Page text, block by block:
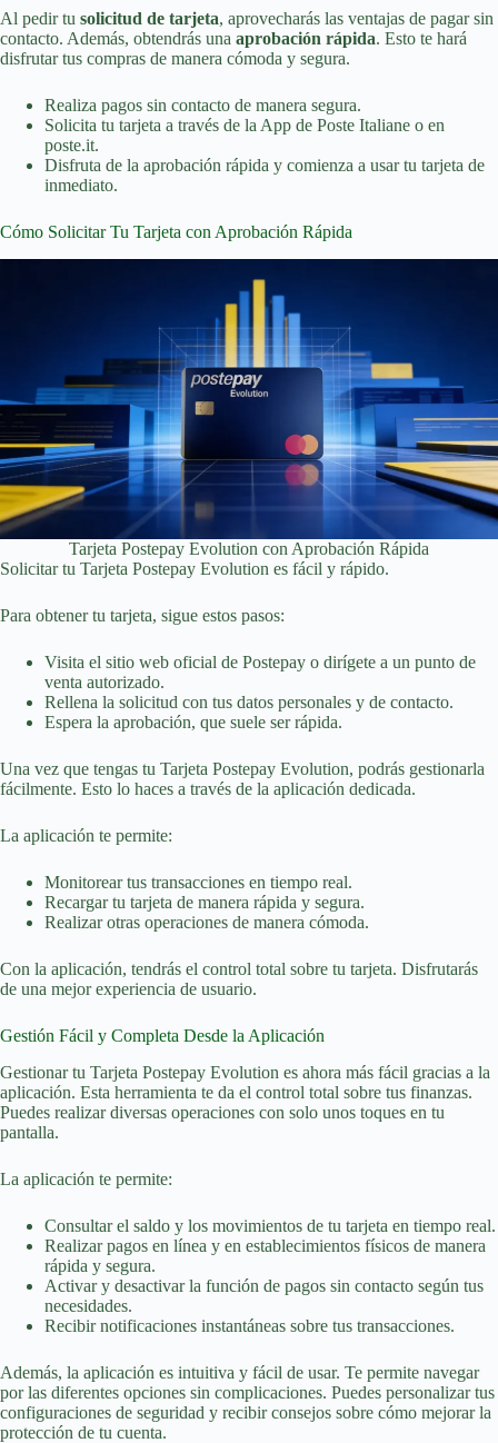
Al pedir tu solicitud de tarjeta, aprovecharás las ventajas de pagar sin
contacto. Además, obtendrás una aprobación rápida. Esto te hará
disfrutar tus compras de manera cómoda y segura.
Realiza pagos sin contacto de manera segura.
Solicita tu tarjeta a través de la App de Poste Italiane o en
poste.it.
Disfruta de la aprobación rápida y comienza a usar tu tarjeta de
inmediato.
Cómo Solicitar Tu Tarjeta con Aprobación Rápida
Tarjeta Postepay Evolution con Aprobación Rápida
Solicitar tu Tarjeta Postepay Evolution es fácil y rápido.
Para obtener tu tarjeta, sigue estos pasos:
Visita el sitio web oficial de Postepay o dirígete a un punto de
venta autorizado.
Rellena la solicitud con tus datos personales y de contacto.
Espera la aprobación, que suele ser rápida.
Una vez que tengas tu Tarjeta Postepay Evolution, podrás gestionarla
fácilmente. Esto lo haces a través de la aplicación dedicada.
La aplicación te permite:
Monitorear tus transacciones en tiempo real.
Recargar tu tarjeta de manera rápida y segura.
Realizar otras operaciones de manera cómoda.
Con la aplicación, tendrás el control total sobre tu tarjeta. Disfrutarás
de una mejor experiencia de usuario.
Gestión Fácil y Completa Desde la Aplicación
Gestionar tu Tarjeta Postepay Evolution es ahora más fácil gracias a la
aplicación. Esta herramienta te da el control total sobre tus finanzas.
Puedes realizar diversas operaciones con solo unos toques en tu
pantalla.
La aplicación te permite:
Consultar el saldo y los movimientos de tu tarjeta en tiempo real.
Realizar pagos en línea y en establecimientos físicos de manera
rápida y segura.
Activar y desactivar la función de pagos sin contacto según tus
necesidades.
Recibir notificaciones instantáneas sobre tus transacciones.
Además, la aplicación es intuitiva y fácil de usar. Te permite navegar
por las diferentes opciones sin complicaciones. Puedes personalizar tus
configuraciones de seguridad y recibir consejos sobre cómo mejorar la
protección de tu cuenta.